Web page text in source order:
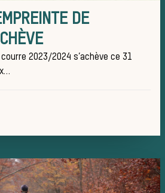
DE
2023/2024 s’achève ce 31